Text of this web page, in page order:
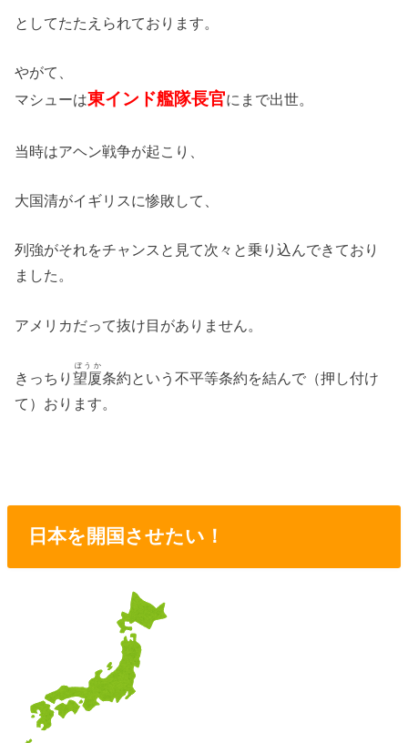
としてたたえられております。
やがて、
マシューは東インド艦隊長官にまで出世。
当時はアヘン戦争が起こり、
大国清がイギリスに惨敗して、
列強がそれをチャンスと見て次々と乗り込んできており
ました。
アメリカだって抜け目がありません。
きっちり望厦
ぼうか
条約という不平等条約を結んで（押し付け
て）おります。
日本を開国させたい！